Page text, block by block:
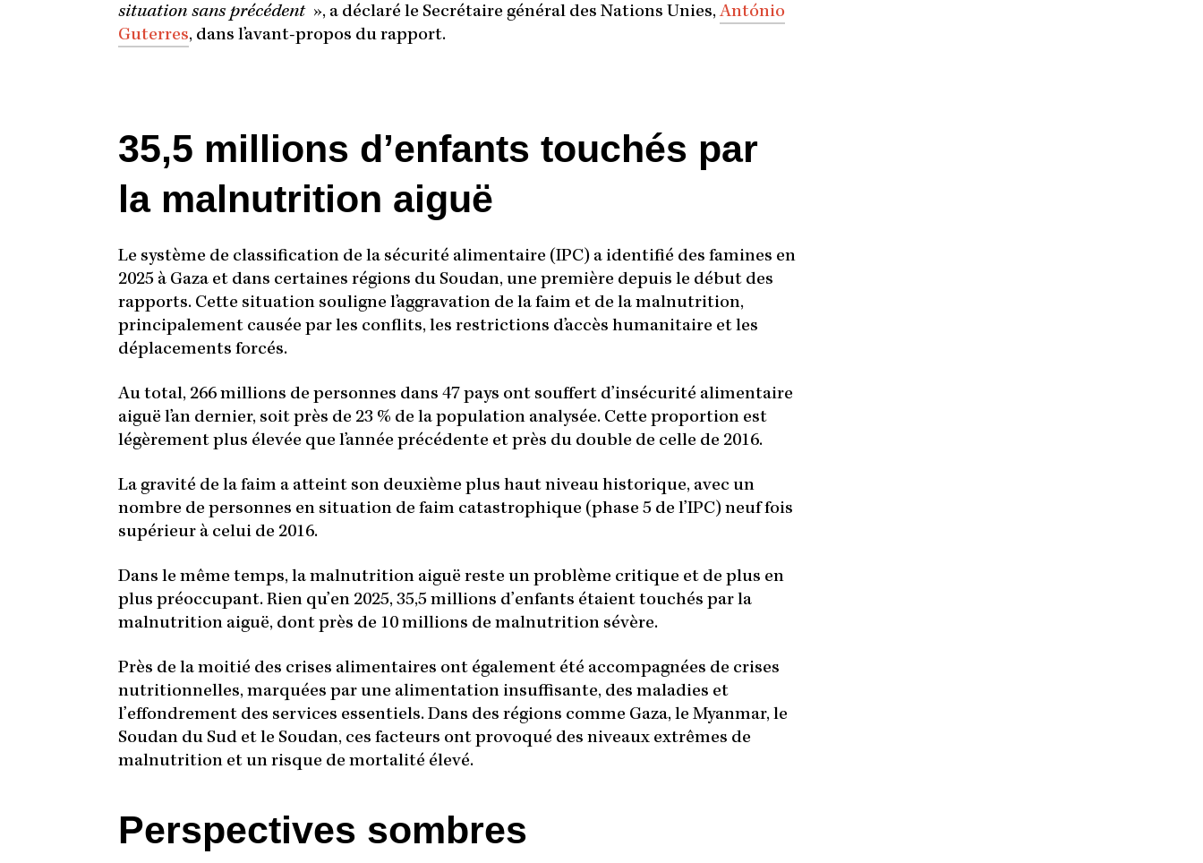
situation sans précédent », a déclaré le Secrétaire général des Nations Unies,António
Guterres, dans l’avant-propos du rapport.
35,5 millions d’enfants touchés par
la malnutrition aiguë
Le système de classification de la sécurité alimentaire (IPC) a identifié des famines en
2025 à Gaza et dans certaines régions du Soudan, une première depuis le début des
rapports. Cette situation souligne l’aggravation de la faim et de la malnutrition,
principalement causée par les conflits, les restrictions d’accès humanitaire et les
déplacements forcés.
Au total, 266 millions de personnes dans 47 pays ont souffert d’insécurité alimentaire
aiguë l’an dernier, soit près de 23 % de la population analysée. Cette proportion est
légèrement plus élevée que l’année précédente et près du double de celle de 2016.
La gravité de la faim a atteint son deuxième plus haut niveau historique, avec un
nombre de personnes en situation de faim catastrophique (phase 5 de l’IPC) neuf fois
supérieur à celui de 2016.
Dans le même temps, la malnutrition aiguë reste un problème critique et de plus en
plus préoccupant. Rien qu’en 2025, 35,5 millions d’enfants étaient touchés par la
malnutrition aiguë, dont près de 10 millions de malnutrition sévère.
Près de la moitié des crises alimentaires ont également été accompagnées de crises
nutritionnelles, marquées par une alimentation insuffisante, des maladies et
l’effondrement des services essentiels. Dans des régions comme Gaza, le Myanmar, le
Soudan du Sud et le Soudan, ces facteurs ont provoqué des niveaux extrêmes de
malnutrition et un risque de mortalité élevé.
Perspectives sombres